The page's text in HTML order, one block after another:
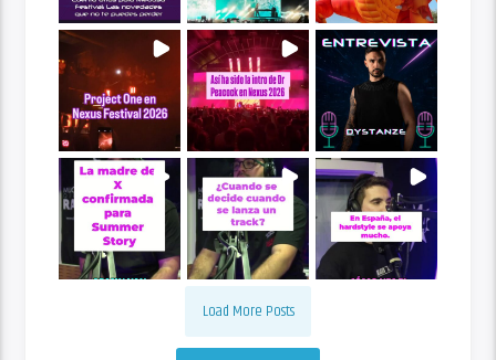
Load More Posts